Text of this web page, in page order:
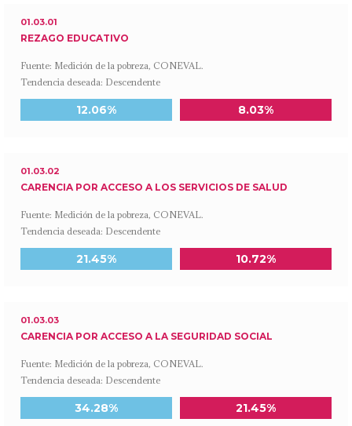
01.03.01
REZAGO EDUCATIVO
Fuente: Medición de la pobreza, CONEVAL.
Tendencia deseada: Descendente
12.06% Meta a 2030
8.03%
01.03.02
CARENCIA POR ACCESO A LOS SERVICIOS DE SALUD
Fuente: Medición de la pobreza, CONEVAL.
Tendencia deseada: Descendente
21.45% Meta a 2030
10.72%
01.03.03
CARENCIA POR ACCESO A LA SEGURIDAD SOCIAL
Fuente: Medición de la pobreza, CONEVAL.
Tendencia deseada: Descendente
34.28% Meta a 2030
21.45%